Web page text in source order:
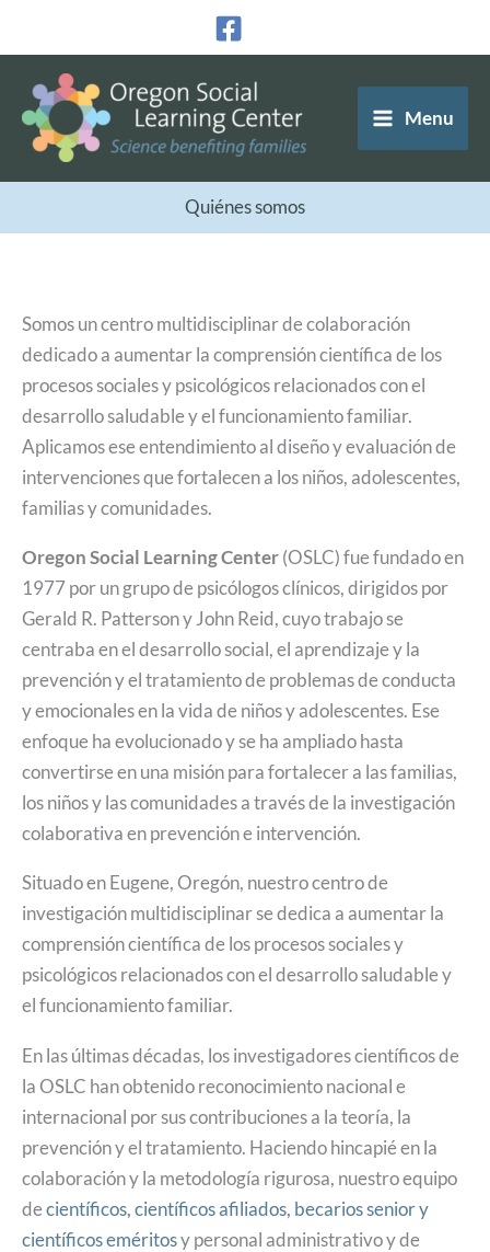
contenido
Menu
Quiénes somos
Somos un centro multidisciplinar de colaboración
dedicado a aumentar la comprensión científica de los
procesos sociales y psicológicos relacionados con el
desarrollo saludable y el funcionamiento familiar.
Aplicamos ese entendimiento al diseño y evaluación de
intervenciones que fortalecen a los niños, adolescentes,
familias y comunidades.
Oregon Social Learning Center(OSLC) fue fundado en
1977 por un grupo de psicólogos clínicos, dirigidos por
Gerald R. Patterson y John Reid, cuyo trabajo se
centraba en el desarrollo social, el aprendizaje y la
prevención y el tratamiento de problemas de conducta
y emocionales en la vida de niños y adolescentes. Ese
enfoque ha evolucionado y se ha ampliado hasta
convertirse en una misión para fortalecer a las familias,
los niños y las comunidades a través de la investigación
colaborativa en prevención e intervención.
Situado en Eugene, Oregón, nuestro centro de
investigación multidisciplinar se dedica a aumentar la
comprensión científica de los procesos sociales y
psicológicos relacionados con el desarrollo saludable y
el funcionamiento familiar.
En las últimas décadas, los investigadores científicos de
la OSLC han obtenido reconocimiento nacional e
internacional por sus contribuciones a la teoría, la
prevención y el tratamiento. Haciendo hincapié en la
colaboración y la metodología rigurosa, nuestro equipo
decientíficos, científicos afiliados, becarios senior y
científicos eméritosy personal administrativo y de